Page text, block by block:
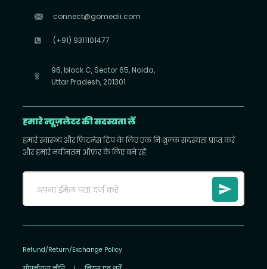
connect@gomedii.com
(+91) 9311101477
96, block C, Sector 65, Noida,
Uttar Pradesh, 201301
हमारे न्यूज़लेटर की सदस्यता लें
हमारे स्वास्थ्य और फिटनेस टिप के लिए एक निःशुल्क सदस्यता प्राप्त करें
और हमारे नवीनतम ऑफ़र के लिए बने रहें
Refund/Return/Exchange Policy